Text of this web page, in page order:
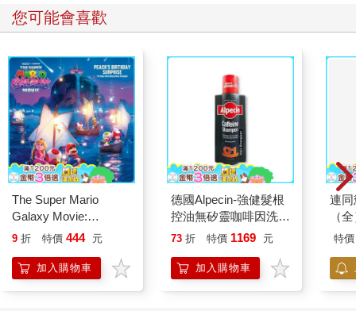
您可能會喜歡
The Super Mario
Galaxy Movie:
Peach`s Birthday
Mario Galaxy Movie
Storybook
9 折 特價 444 元
加入購物車
德國Alpecin-強健髮根
控油無矽靈咖啡因洗髮
凝露375ml/瓶-C1強健
調理頭皮洗髮液/0矽靈
滋潤洗頭髮水/一般髮
73 折 特價 1169 元
加入購物車
連
（
特價